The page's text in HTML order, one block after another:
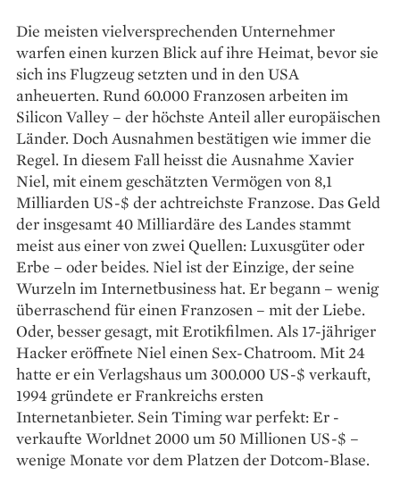
Die meisten vielversprechenden Unternehmer
warfen einen kurzen Blick auf ihre Heimat, bevor sie
sich ins Flugzeug setzten und in den USA
anheuerten. Rund 60.000 Franzosen arbeiten im
Silicon Valley – der höchste Anteil aller europäischen
Länder. Doch Ausnahmen bestätigen wie immer die
Regel. In diesem Fall heisst die Ausnahme Xavier
Niel, mit einem geschätzten Vermögen von 8,1
Milliarden US-$ der achtreichste Franzose. Das Geld
der insgesamt 40 Milliardäre des Landes stammt
meist aus einer von zwei Quellen: Luxusgüter oder
Erbe – oder beides. Niel ist der Einzige, der seine
Wurzeln im Internetbusiness hat. Er begann – wenig
überraschend für einen Franzosen – mit der Liebe.
Oder, besser gesagt, mit Erotikfilmen. Als 17-jähriger
Hacker eröffnete Niel einen Sex-Chatroom. Mit 24
hatte er ein Verlagshaus um 300.000 US-$ verkauft,
1994 gründete er Frankreichs ersten
Internetanbieter. Sein Timing war perfekt: Er ­
verkaufte Worldnet 2000 um 50 Millionen US-$ –
wenige Monate vor dem Platzen der Dotcom-­Blase.